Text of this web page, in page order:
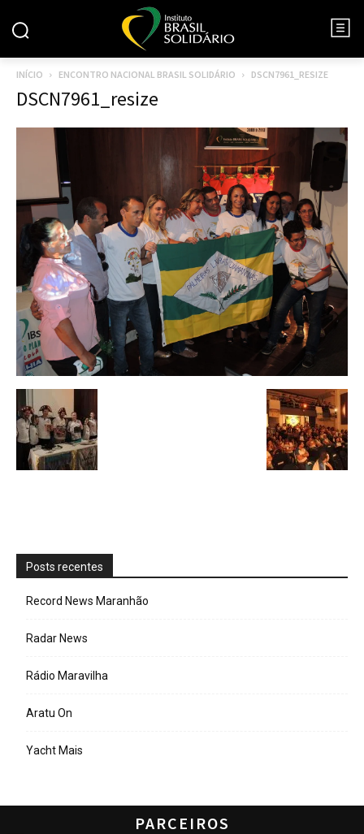
INÍCIO ENCONTRO NACIONAL BRASIL SOLIDÁRIO DSCN7961_RESIZE
DSCN7961_resize
Posts recentes
Record News Maranhão
Radar News
Rádio Maravilha
Aratu On
Yacht Mais
PARCEIROS